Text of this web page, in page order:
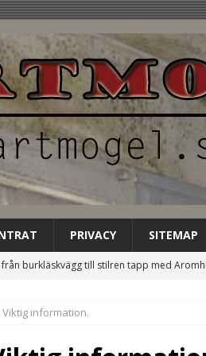
PRIVACY SITEMAP
burkläskvägg till stilren tapp med
stilldrink bli gästens förstahandsval på
information.